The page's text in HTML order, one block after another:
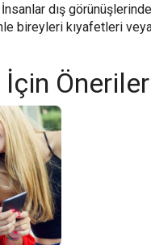
dış
bireyleri kıyafetleri
Öneriler